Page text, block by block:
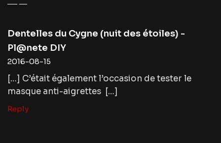
Dentelles du Cygne (nuit des étoiles) -
Pl@nete DIY
2016-08-15
[…] C’était également l’occasion de tester le
masque anti-aigrettes […]
Reply